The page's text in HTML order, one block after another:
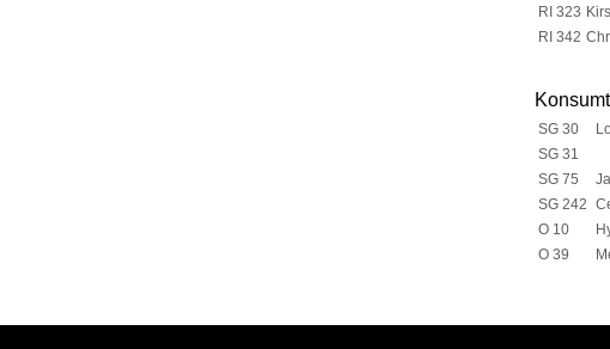
RI 323
RI 342
SG 30
SG 31
SG 75
SG 242
O 10
O 39